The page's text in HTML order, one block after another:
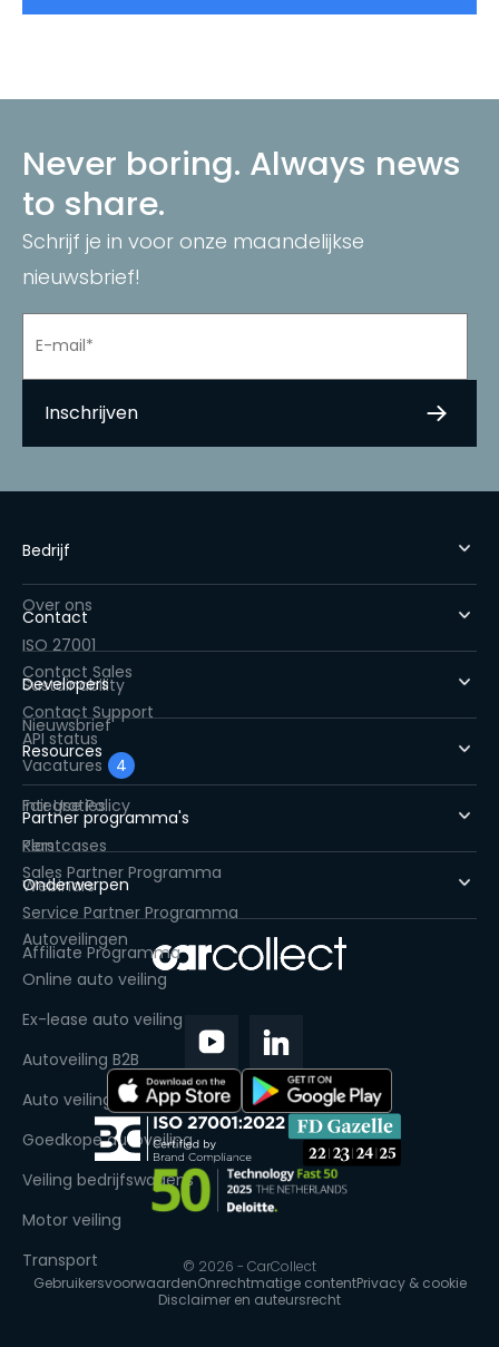
Never boring. Always news
to share.
Schrijf je in voor onze maandelijkse
nieuwsbrief!
Bedrijf
Over ons
ISO 27001
Sustainability
Nieuwsbrief
Vacatures
4
Fair Use Policy
Pers
Contact
Contact Sales
Contact Support
Developers
API status
Resources
Integraties
Klantcases
Webinars
Partner programma's
Sales Partner Programma
Service Partner Programma
Affiliate Programma
Onderwerpen
Autoveilingen
Online auto veiling
Ex-lease auto veiling
Autoveiling B2B
Auto veiling handelaren
Goedkope autoveiling
Veiling bedrijfswagens
Motor veiling
Transport
© 2026 - CarCollect
GebruikersvoorwaardenOnrechtmatige contentPrivacy & cookie
Disclaimer en auteursrecht